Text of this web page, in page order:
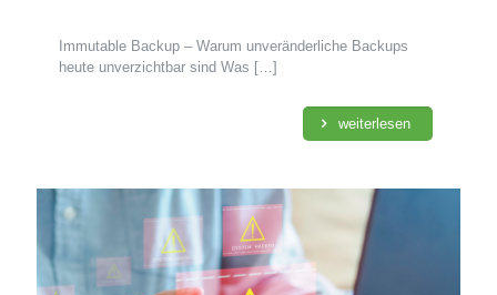
Immutable Backup – Warum unveränderliche Backups
heute unverzichtbar sind Was […]
weiterlesen